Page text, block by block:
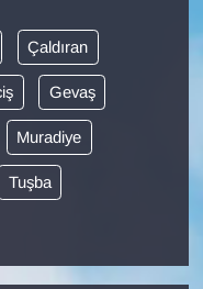
Çaldıran
Gevaş
Muradiye
Tuşba